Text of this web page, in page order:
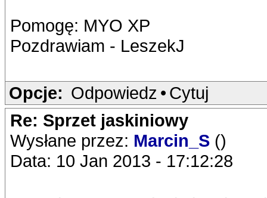
Pomogę: MYO XP
Pozdrawiam - LeszekJ
Opcje: Odpowiedz • Cytuj
Re: Sprzet jaskiniowy
Wysłane przez: Marcin_S ()
Data: 10 Jan 2013 - 17:12:28